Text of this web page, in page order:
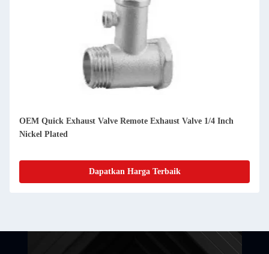
OEM Quick Exhaust Valve Remote Exhaust Valve 1/4 Inch
Nickel Plated
Dapatkan Harga Terbaik